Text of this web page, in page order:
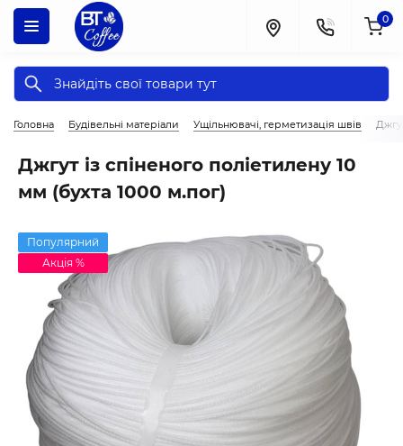
0
Головна Будівельні матеріали Ущільнювачі, герметизація швів
Джгут із спіненого поліетилену 10
мм (бухта 1000 м.пог)
Популярний
Акція %